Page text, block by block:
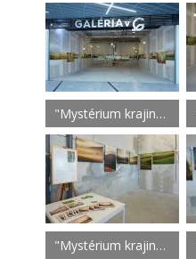
"Mystérium krajiny" Martin Galéria
"Mystérium krajiny" Martin Galéria